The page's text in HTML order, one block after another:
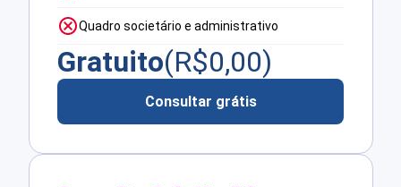
Quadro societário e administrativo
Gratuito(R$0,00)
Consultar grátis